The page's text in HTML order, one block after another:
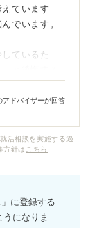
ています
でいます。
ているた
と後悔する
方法があれ
アドバイザーが回答
活相談を実施する過
方針は こちら
に登録する
うになりま